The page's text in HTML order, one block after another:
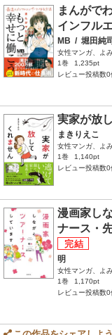
まんがで
インフル
MB / 堀田純司
女性マンガ、よ
1巻
1,235pt
レビュー投稿数0
実家が放
まきりえこ
女性マンガ、よ
1巻
1,140pt
レビュー投稿数0
漫画家し
ナース・
明
女性マンガ、よ
1巻
1,170pt
レビュー投稿数0